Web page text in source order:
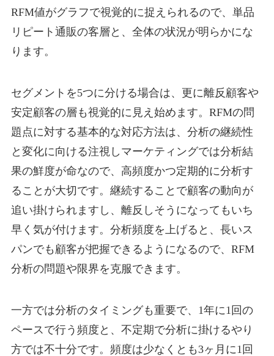
RFM値がグラフで視覚的に捉えられるので、単品
リピート通販の客層と、全体の状況が明らかにな
ります。
セグメントを5つに分ける場合は、更に離反顧客や
安定顧客の層も視覚的に見え始めます。RFMの問
題点に対する基本的な対応方法は、分析の継続性
と変化に向ける注視しマーケティングでは分析結
果の鮮度が命なので、高頻度かつ定期的に分析す
ることが大切です。継続することで顧客の動向が
追い掛けられますし、離反しそうになってもいち
早く気が付けます。分析頻度を上げると、長いス
パンでも顧客が把握できるようになるので、RFM
分析の問題や限界を克服できます。
一方では分析のタイミングも重要で、1年に1回の
ペースで行う頻度と、不定期で分析に掛けるやり
方では不十分です。頻度は少なくとも3ヶ月に1回